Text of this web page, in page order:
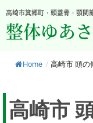
容
を
高崎市箕郷町・頭蓋骨・顎関
整体ゆあさ
Home / 高崎市 頭の
高崎市